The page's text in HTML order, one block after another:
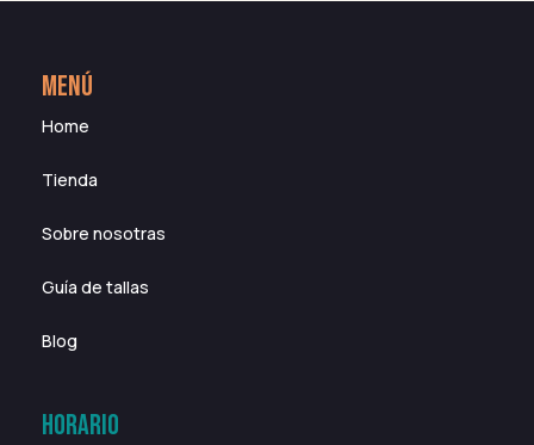
MENÚ
Home
Tienda
Sobre nosotras
Guía de tallas
Blog
HORARIO